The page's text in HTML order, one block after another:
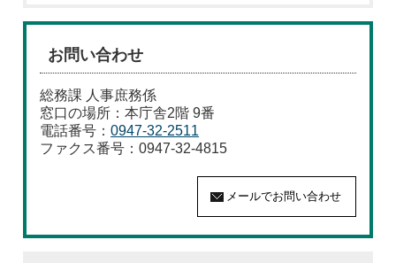
お問い合わせ
総務課 人事庶務係
窓口の場所：本庁舎2階 9番
電話番号：0947-32-2511
ファクス番号：0947-32-4815